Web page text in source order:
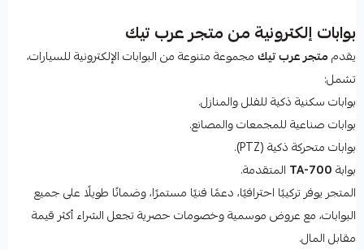
بوابات إلكترونية من متجر عرب تيك
يقدممتجر عرب تيكمجموعة متنوعة من البوابات الإلكترونية للسيارات،
تشمل:
بوابات سكنية ذكية للفلل والمنازل.
بوابات صناعية للمجمعات والمصانع.
بوابات متحركة ذكية (PTZ).
بوابةTA-700 المتقدمة.
المتجر يوفر تركيبًا احترافيًا، دعمًا فنيًا مستمرًا، وضمانًا طويلًا على جميع
البوابات، مع عروض موسمية وخصومات حصرية تجعل الشراء أكثر قيمة
مقابل المال.